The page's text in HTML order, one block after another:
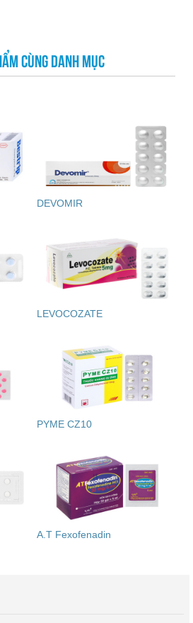
CÙNG DANH MỤC
DEVOMIR
LEVOCOZATE
PYME CZ10
A.T Fexofenadin